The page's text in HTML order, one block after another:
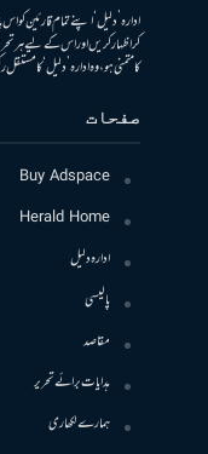
ادارہ ’دلیل‘ اپنے تمام قارئین کو
کر اظہار کریں اور اس کے لیے ہر
کا متمنی ہو، وہ ادارہ ’دلیل‘ کا
صفحات
Buy Adspace
Herald Home
ادارہ دلیل
پالیسی
مقاصد
ہدایات برائے تحریر
ہمارے لکھاری